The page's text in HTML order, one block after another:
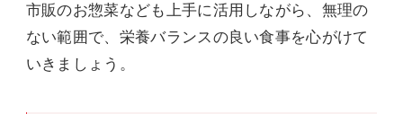
市販のお惣菜なども上手に活用しながら、無理の
ない範囲で、栄養バランスの良い食事を心がけて
いきましょう。